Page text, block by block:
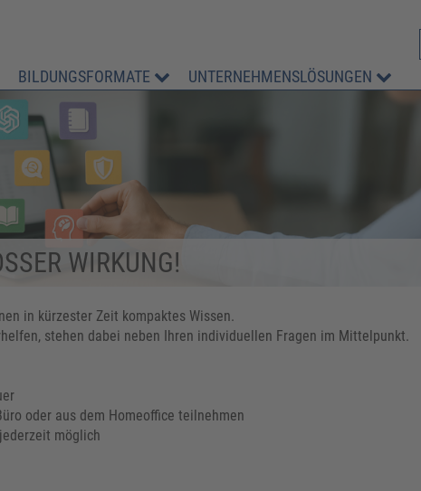
BILDUNGSFORMATE UNTERNEHMENSLÖSUNGEN
WIRKUNG!
in kürzester Zeit kompaktes Wissen.
stehen dabei neben Ihren individuellen Fragen im Mittelpunkt.
oder aus dem Homeoffice teilnehmen
möglich